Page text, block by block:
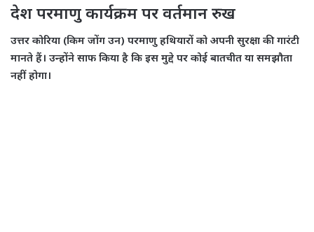
देश परमाणु कार्यक्रम पर वर्तमान रुख
उत्तर कोरिया (किम जोंग उन) परमाणु हथियारों को अपनी सुरक्षा की गारंटी
मानते हैं। उन्होंने साफ किया है कि इस मुद्दे पर कोई बातचीत या समझौता
नहीं होगा।